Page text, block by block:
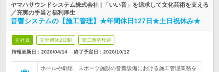
ヤマハサウンドシステム株式会社 | 「いい音」を追求して文化芸術を支える
／充実の手当と福利厚生
音響システムの【施工管理】★年間休日127日★土日祝休み★
正社員 完全週休2日制 第二新卒歓迎
情報更新日：2026/04/14 終了予定日： 2026/10/12
ホールや劇場、スポーツ施設の音響設備における施工管理業務を